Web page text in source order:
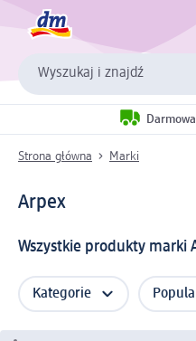
Wyszukaj i znajdź
Strona główna Marki
Arpex
Wszystkie produkty marki
Kategorie